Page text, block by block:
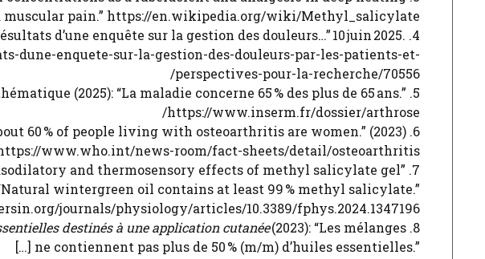
pain.” https://en.wikipedia.org/wiki/Methyl_salicylate
d’une enquête sur la gestion des douleurs…” 10 juin 2025.
dune-enquete-sur-la-gestion-des-douleurs-par-les-patients-et-
perspectives-pour-la-recherche/70556/
(2025): “La maladie concerne 65 % des plus de 65 ans.”
https://www.inserm.fr/dossier/arthrose/
60 % of people living with osteoarthritis are women.” (2023)
www.who.int/news-room/fact-sheets/detail/osteoarthritis
and thermosensory effects of methyl salicylate gel”
wintergreen oil contains at least 99 % methyl salicylate.”
journals/physiology/articles/10.3389/fphys.2024.1347196
8. ANSM,
destinés à une application cutanée(2023): “Les mélanges
[…] ne contiennent pas plus de 50 % (m/m) d’huiles essentielles.”